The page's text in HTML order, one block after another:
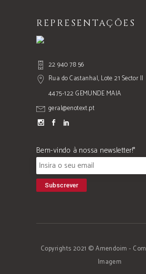
REPRESENTAÇÕES
22 940 78 56
Rua do Castanhal, Lote 21 Sector II
4475-122 GEMUNDE MAIA
geral@enotext.pt
Bem-vindo à nossa newsletter!*
Copyrights 2021 © Amendoim -
Imagem